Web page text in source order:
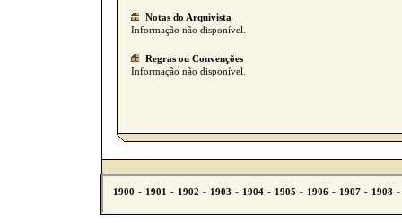
Notas do Arquivista
Informação não disponível.
Regras ou Convenções
Informação não disponível.